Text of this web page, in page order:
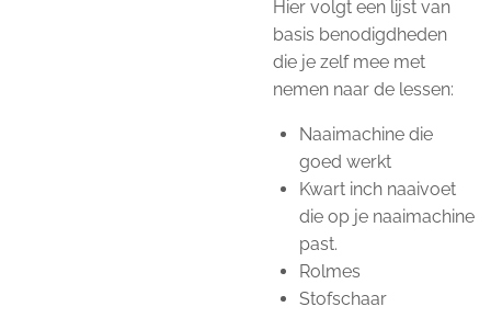
Hier volgt een lijst van
basis benodigdheden
die je zelf mee met
nemen naar de lessen:
Naaimachine die
goed werkt
Kwart inch naaivoet
die op je naaimachine
past.
Rolmes
Stofschaar